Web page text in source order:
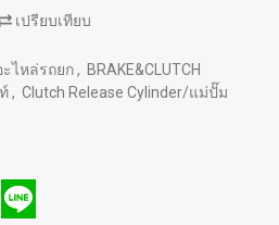
เปรียบเทียบ
ะไหล่รถยก, BRAKE&CLUTCH
, Clutch Release Cylinder/แม่ปั๊ม